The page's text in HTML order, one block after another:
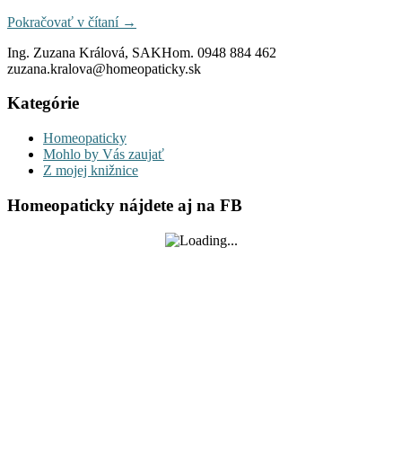
Pokračovať v čítaní →
Ing. Zuzana Králová, SAKHom. 0948 884 462
zuzana.kralova@homeopaticky.sk
Kategórie
Homeopaticky
Mohlo by Vás zaujať
Z mojej knižnice
Homeopaticky nájdete aj na FB